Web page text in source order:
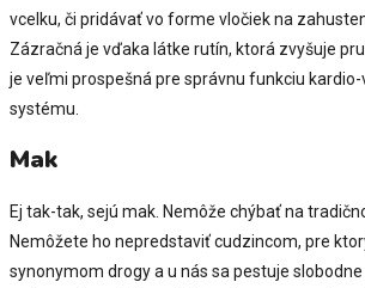
vcelku, či pridávať vo forme vločiek na
Zázračná je vďaka látke rutín, ktorá zvyšuje
je veľmi prospešná pre správnu funkciu
systému.
Mak
Ej tak-tak, sejú mak. Nemôže chýbať na
Nemôžete ho nepredstaviť cudzincom, pre
synonymom drogy a u nás sa pestuje